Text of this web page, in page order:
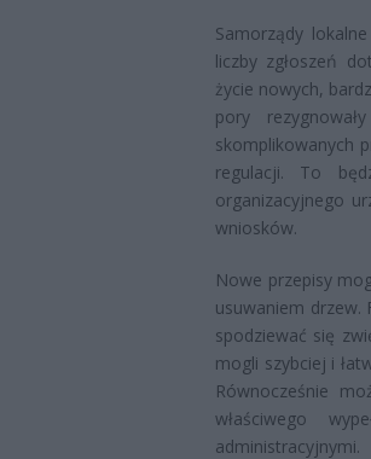
Samorządy
liczby zgłoszeń
życie nowych,
pory
skomplikowanych
regulacji. To
organizacyjnego
wniosków.
Nowe przepisy
usuwaniem drzew.
spodziewać się
mogli szybciej i
Równocześnie
właściwego
administracyjnymi.